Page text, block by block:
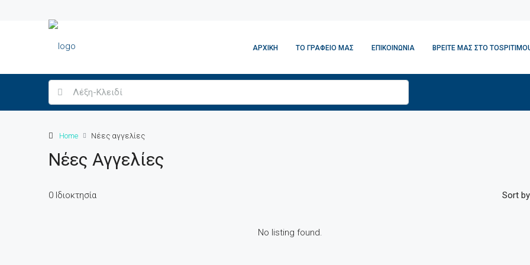
ΑΡΧΙΚΉ ΤΟ ΓΡΑΦΕΊΟ ΜΑΣ ΕΠΙΚΟΙΝΩΝΊΑ ΒΡΕΊΤΕ ΜΑΣ ΣΤΟ
Home Νέες αγγελίες
Νέες Αγγελίες
0 Ιδιοκτησία Sort
No listing found.